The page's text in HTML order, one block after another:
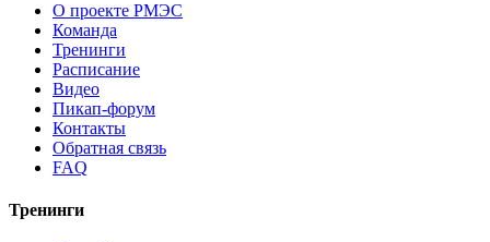
О проекте РМЭС
Команда
Тренинги
Расписание
Видео
Пикап-форум
Контакты
Обратная связь
FAQ
Тренинги